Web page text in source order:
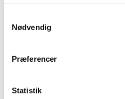
Nødvendig
Præferencer
Statistik
oktober (2)
juli (1)
2007 (3)
2005 (2)